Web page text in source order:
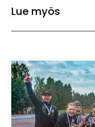
Lue myös